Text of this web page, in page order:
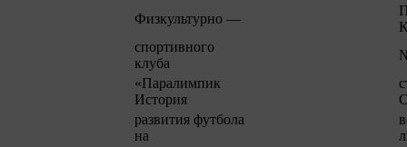
Физкультурно —
спортивного
клуба
«Паралимпик
История
развития футбола
на